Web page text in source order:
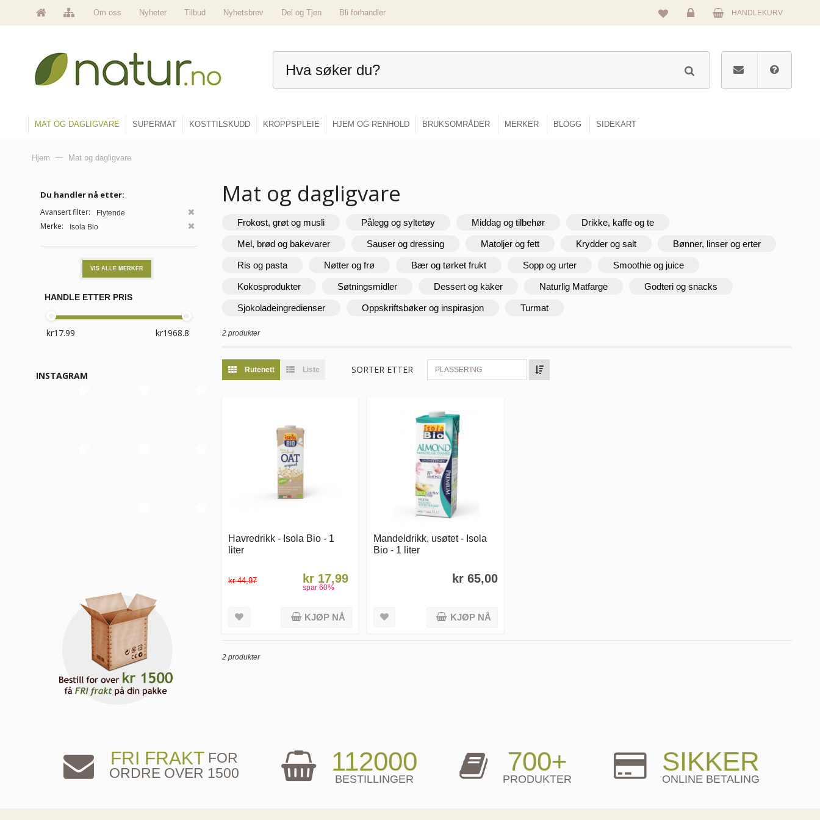
Om oss Nyheter Tilbud Nyhetsbrev Del og Tjen
Bli forhandler
Logg
HANDLEKURV
MAT OG DAGLIGVARE SUPERMAT KOSTTILSKUDD KROPPSPLEIE HJEM OG RENHOLD BRUKSOMRÅDER MERKER BLOGG SIDEKART
Hjem — Mat og dagligvare
Mat og dagligvare
Frokost, grøt og musli Pålegg og syltetøy Middag og tilbehør Drikke, kaffe og te
Mel, brød og bakevarer Sauser og dressing Matoljer og fett Krydder og salt Bønner, linser og erter
Ris og pasta Nøtter og frø Bær og tørket frukt Sopp og urter Smoothie og juice
Kokosprodukter Søtningsmidler Dessert og kaker Naturlig Matfarge Godteri og snacks
Sjokoladeingredienser Oppskriftsbøker og inspirasjon Turmat
2 produkter
Rutenett Liste SORTER ETTER PLASSERING
Havredrikk - Isola Bio - 1
liter
kr 44,97 kr 17,99
spar60%
KJØP NÅ
Mandeldrikk, usøtet - Isola
Bio - 1 liter
kr 65,00
KJØP NÅ
2 produkter
Du handler nå etter:
Avansert filter: Flytende
Merke: Isola Bio
VIS ALLE MERKER
HANDLE ETTER PRIS
INSTAGRAM
FRI FRAKT FOR
ORDRE OVER 1500
112000
BESTILLINGER
700+
PRODUKTER
SIKKER
ONLINE BETALING